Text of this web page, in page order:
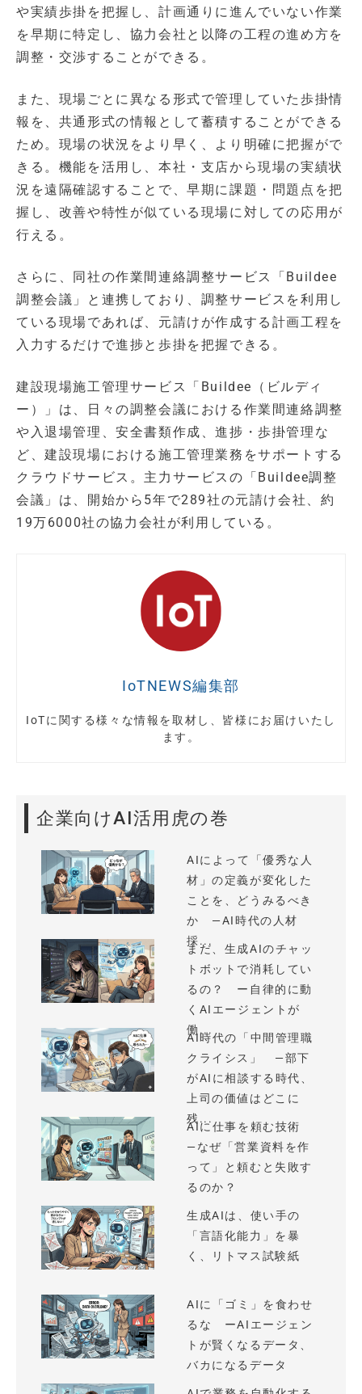
や実績歩掛を把握し、計画通りに進んでいない作業
を早期に特定し、協力会社と以降の工程の進め方を
調整・交渉することができる。
また、現場ごとに異なる形式で管理していた歩掛情
報を、共通形式の情報として蓄積することができる
ため。現場の状況をより早く、より明確に把握がで
きる。機能を活用し、本社・支店から現場の実績状
況を遠隔確認することで、早期に課題・問題点を把
握し、改善や特性が似ている現場に対しての応用が
行える。
さらに、同社の作業間連絡調整サービス「Buildee
調整会議」と連携しており、調整サービスを利用し
ている現場であれば、元請けが作成する計画工程を
入力するだけで進捗と歩掛を把握できる。
建設現場施工管理サービス「Buildee（ビルディ
ー）」は、日々の調整会議における作業間連絡調整
や入退場管理、安全書類作成、進捗・歩掛管理な
ど、建設現場における施工管理業務をサポートする
クラウドサービス。主力サービスの「Buildee調整
会議」は、開始から5年で289社の元請け会社、約
19万6000社の協力会社が利用している。
IoTNEWS編集部
IoTに関する様々な情報を取材し、皆様にお届けいたし
ます。
企業向けAI活用虎の巻
AIによって「優秀な人
材」の定義が変化した
ことを、どうみるべき
か —AI時代の人材
採...
まだ、生成AIのチャッ
トボットで消耗してい
るの？ ー自律的に動
くAIエージェントが
働...
AI時代の「中間管理職
クライシス」 —部下
がAIに相談する時代、
上司の価値はどこに
残...
AIに仕事を頼む技術
—なぜ「営業資料を作
って」と頼むと失敗す
るのか？
生成AIは、使い手の
「言語化能力」を暴
く、リトマス試験紙
AIに「ゴミ」を食わせ
るな ーAIエージェン
トが賢くなるデータ、
バカになるデータ